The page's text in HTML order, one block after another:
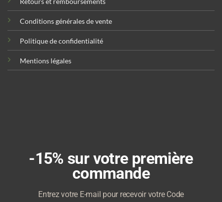
Conditions générales de vente
Politique de confidentialité
Mentions légales
-15% sur votre première
commande
Entrez votre E-mail pour recevoir votre Code